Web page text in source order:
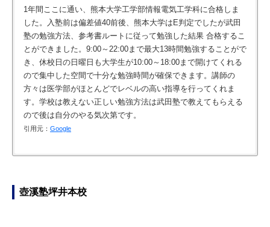
1年間ここに通い、熊本大学工学部情報電気工学科に合格しま
した。入塾前は偏差値40前後、熊本大学はE判定でしたが武田
塾の勉強方法、参考書ルートに従って勉強した結果 合格するこ
とができました。9:00～22:00まで最大13時間勉強することがで
き、休校日の日曜日も大学生が10:00～18:00まで開けてくれる
ので集中した空間で十分な勉強時間が確保できます。講師の
方々は医学部がほとんどでレベルの高い指導を行ってくれま
す。学校は教えない正しい勉強方法は武田塾で教えてもらえる
ので後は自分のやる気次第です。
引用元： Google
生に相談できたので助かりました。週1の特訓が楽しみで、確
認テストを満点にするべく頑張ったし、週1だからこそ丁度良
勉強方法もあまり分かっていませんでした。しかし、この武田
塾に通ったことで夏休み明けすぐに学校で行われた校内実力テ
づつ読めるようになりました。塾長も優しくて受験の相談にも
親身になって寄り添ってくれました。担当の先生も分からない
て英検に合格し 第一志望にも合格しました！
壺溪塾坪井本校